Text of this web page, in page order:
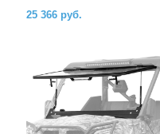
25 366 руб.